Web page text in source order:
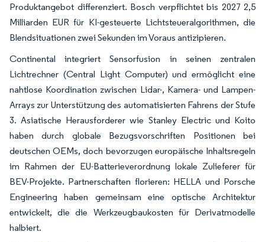
Produktangebot differenziert. Bosch verpflichtet bis 2027 2,5
Milliarden EUR für KI-gesteuerte Lichtsteueralgorithmen, die
Blendsituationen zwei Sekunden im Voraus antizipieren.
Continental integriert Sensorfusion in seinen zentralen
Lichtrechner (Central Light Computer) und ermöglicht eine
nahtlose Koordination zwischen Lidar-, Kamera- und Lampen-
Arrays zur Unterstützung des automatisierten Fahrens der Stufe
3. Asiatische Herausforderer wie Stanley Electric und Koito
haben durch globale Bezugsvorschriften Positionen bei
deutschen OEMs, doch bevorzugen europäische Inhaltsregeln
im Rahmen der EU-Batterieverordnung lokale Zulieferer für
BEV-Projekte. Partnerschaften florieren: HELLA und Porsche
Engineering haben gemeinsam eine optische Architektur
entwickelt, die die Werkzeugbaukosten für Derivatmodelle
halbiert.